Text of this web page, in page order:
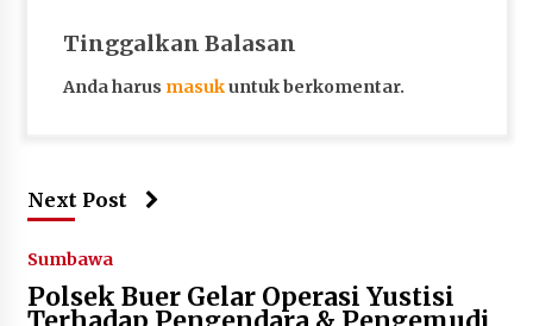
Tinggalkan Balasan
Anda harus masukuntuk berkomentar.
Next Post
Sumbawa
Polsek Buer Gelar Operasi Yustisi